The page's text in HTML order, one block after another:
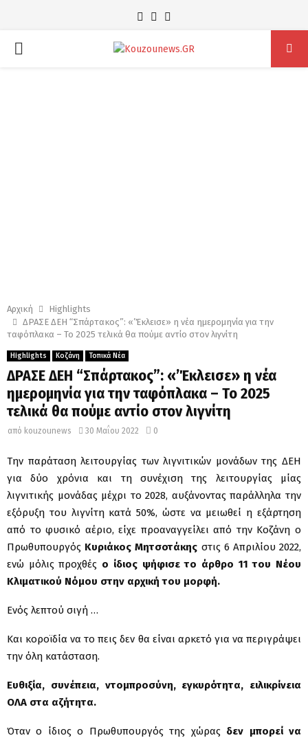
Facebook
Instagram
PRIMARY
Αρχική
Highlights
ΔΡΑΣΕ ΔΕΗ “Σπάρτακος”: «’Έκλεισε» η νέα ημερομηνία για την
ταφόπλακα – Το 2025 τελικά θα πούμε αντίο στον λιγνίτη
Highlights Κοζάνη Τοπικά Νέα
ΔΡΑΣΕ ΔΕΗ “Σπάρτακος”: «’Έκλεισε» η νέα
ημερομηνία για την ταφόπλακα – Το 2025
τελικά θα πούμε αντίο στον λιγνίτη
από kouzounews 30 Μαΐου 2022 0
Την παράταση λειτουργίας των λιγνιτικών μονάδων της ΔΕΗ
για δύο χρόνια και τη συνέχιση της λειτουργίας μίας
λιγνιτικής μονάδας μέχρι το 2028, αυξάνοντας παράλληλα την
εξόρυξη του λιγνίτη κατά 50%, ώστε να μειωθεί η εξάρτηση
από το φυσικό αέριο, είχε προαναγγείλει από την Κοζάνη ο
Πρωθυπουργός Κυριάκος Μητσοτάκης στις 6 Απριλίου 2022,
ενώ μόλις προχθές ο ίδιος ψήφισε το άρθρο 11 του Νέου
Κλιματικού Νόμου στην αρχική του μορφή.
Ενός λεπτού σιγή …
Και κοροϊδία να το πεις δεν θα είναι αρκετό για να περιγράψει
την όλη κατάσταση.
Ευθιξία, συνέπεια, ντομπροσύνη, εγκυρότητα, ειλικρίνεια
ΟΛΑ στα αζήτητα.
Όταν ο ίδιος ο Πρωθυπουργός της χώρας δεν μπορεί να